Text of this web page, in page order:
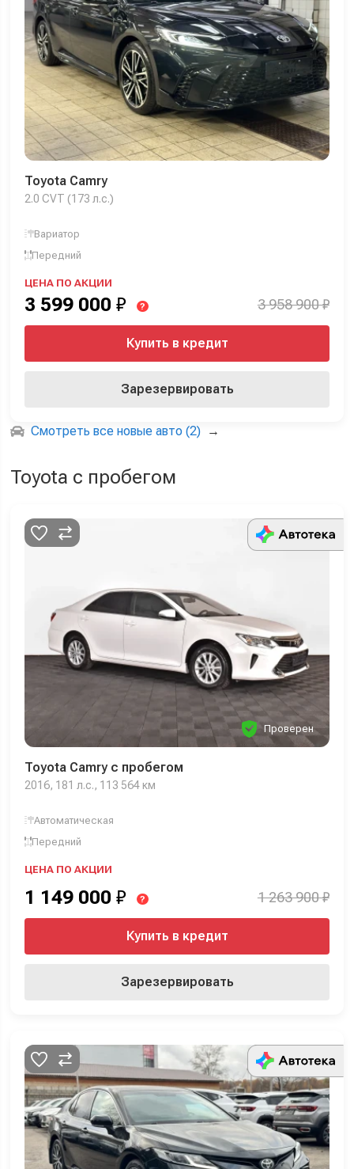
Toyota Camry
2.0 CVT (173 л.с.)
Вариатор
Передний
ЦЕНА ПО АКЦИИ
3 599 000 ₽ ? 3 958 900 ₽
Купить в кредит
Зарезервировать
Смотреть все новые авто (2) →
Toyota с пробегом
Проверен
Toyota Camry с пробегом
2016, 181 л.с., 113 564 км
Автоматическая
Передний
ЦЕНА ПО АКЦИИ
1 149 000 ₽ ? 1 263 900 ₽
Купить в кредит
Зарезервировать